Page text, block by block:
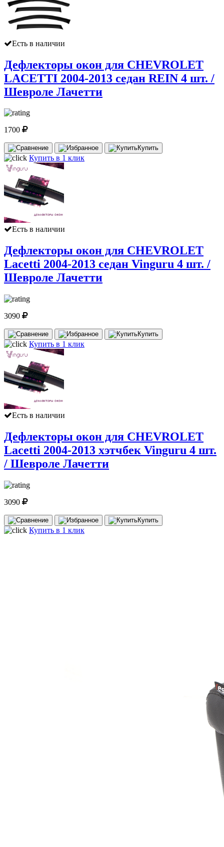
Есть в наличии
Дефлекторы окон для CHEVROLET
LACETTI 2004-2013 седан REIN 4 шт. /
Шевроле Лачетти
1700
Купить
Купить в 1 клик
Есть в наличии
Дефлекторы окон для CHEVROLET
Lacetti 2004-2013 седан Vinguru 4 шт. /
Шевроле Лачетти
3090
Купить
Купить в 1 клик
Есть в наличии
Дефлекторы окон для CHEVROLET
Lacetti 2004-2013 хэтчбек Vinguru 4 шт.
/ Шевроле Лачетти
3090
Купить
Купить в 1 клик